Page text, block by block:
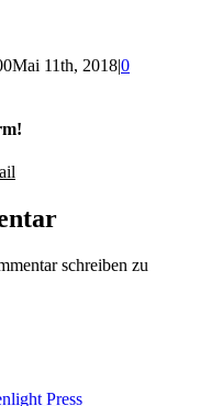
Mai 11th, 2018|0
schreiben zu
Press